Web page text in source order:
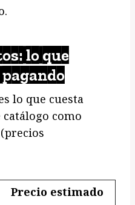
lo que
lo que cuesta
como
Precio estimado